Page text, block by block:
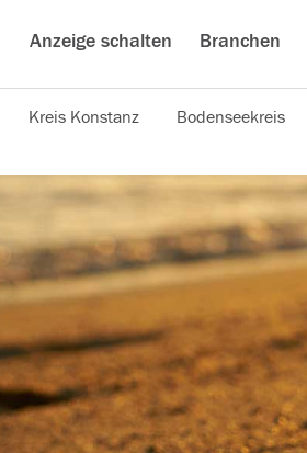
Anzeige schalten Branchen
Kreis Konstanz Bodenseekreis